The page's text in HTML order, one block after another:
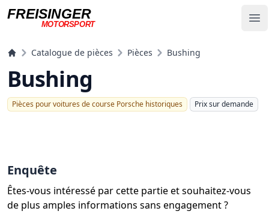
FREISINGER
MOTORSPORT
Catalogue de pièces Pièces Bushing
Bushing
Pièces pour voitures de course Porsche historiques Prix ​​sur demande
Enquête
Êtes-vous intéressé par cette partie et souhaitez-vous
de plus amples informations sans engagement ?